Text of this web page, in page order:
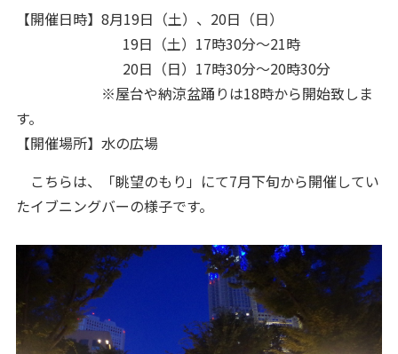
【開催日時】8月19日（土）、20日（日）
19日（土）17時30分～21時
20日（日）17時30分～20時30分
※屋台や納涼盆踊りは18時から開始致しま
す。
【開催場所】水の広場
こちらは、「眺望のもり」にて7月下旬から開催してい
たイブニングバーの様子です。